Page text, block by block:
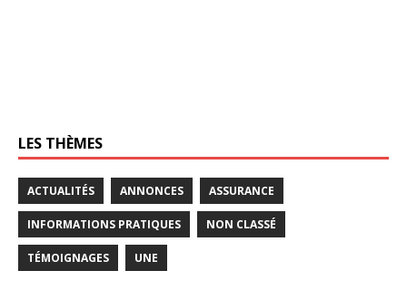
LES THÈMES
ACTUALITÉS ANNONCES ASSURANCE
INFORMATIONS PRATIQUES NON CLASSÉ
TÉMOIGNAGES UNE